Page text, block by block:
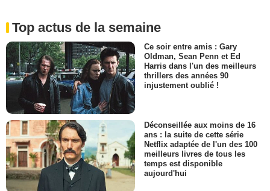
Top actus de la semaine
Ce soir entre amis : Gary
Oldman, Sean Penn et Ed
Harris dans l'un des meilleurs
thrillers des années 90
injustement oublié !
Déconseillée aux moins de 16
ans : la suite de cette série
Netflix adaptée de l'un des 100
meilleurs livres de tous les
temps est disponible
aujourd'hui